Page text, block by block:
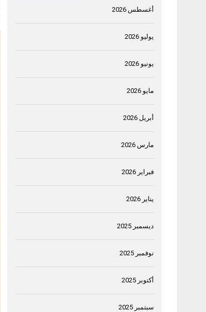
أغسطس 2026
يوليو 2026
يونيو 2026
مايو 2026
أبريل 2026
مارس 2026
فبراير 2026
يناير 2026
ديسمبر 2025
نوفمبر 2025
أكتوبر 2025
سبتمبر 2025